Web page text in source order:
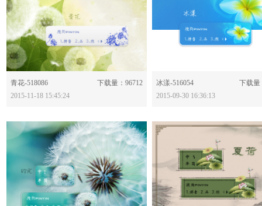
青花-518086
下载量：96712
2015-11-18 15:45:24
冰漾-516054
下载量
2015-09-30 16:36:13